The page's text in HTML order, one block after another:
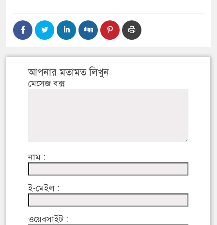
আপনার মতামত লিখুন
মেসেজ বক্স
নাম :
ই-মেইল :
ওয়েবসাইট :